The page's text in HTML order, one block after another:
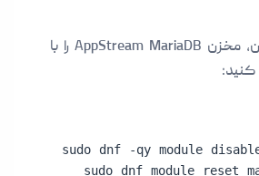
پس از اضافه شدن، مخزن AppStream MariaDB را با
کنید:
sudo dnf module reset